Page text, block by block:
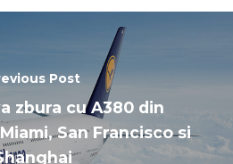
Post
zbura cu A380 din
San Francisco si